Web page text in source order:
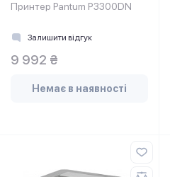
Принтер Pantum P3300DN
Залишити відгук
9 992 ₴
Немає в наявності